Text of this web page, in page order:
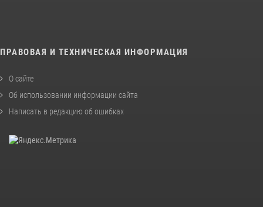
ПРАВОВАЯ И ТЕХНИЧЕСКАЯ ИНФОРМАЦИЯ
О сайте
Об использовании информации сайта
Написать в редакцию об ошибках